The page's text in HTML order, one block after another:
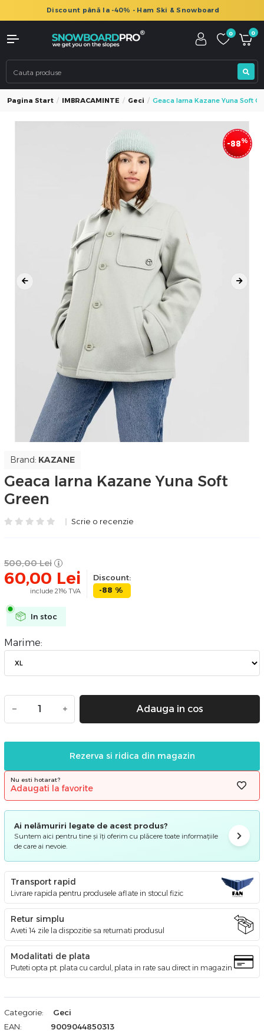
Discount până la -40% - Ham Ski & Snowboard
0 0
Pagina Start IMBRACAMINTE Geci Geaca Iarna Kazane Yuna Soft
-88%
Brand: KAZANE
Geaca Iarna Kazane Yuna Soft
Green
Scrie o recenzie
500,00 Lei
60,00 Lei
include 21% TVA
Discount:
-88 %
In stoc
Marime:
− + Adauga in cos
Rezerva si ridica din magazin
Nu esti hotarat?
Adaugati la favorite
Ai nelămuriri legate de acest produs?
Suntem aici pentru tine și îți oferim cu plăcere toate informațiile
de care ai nevoie.
Transport rapid
Livrare rapida pentru produsele aflate in stocul fizic
Retur simplu
Aveti 14 zile la dispozitie sa returnati produsul
Modalitati de plata
Puteti opta pt. plata cu cardul, plata in rate sau direct in magazin
Categorie:
Geci
EAN:
9009044850313